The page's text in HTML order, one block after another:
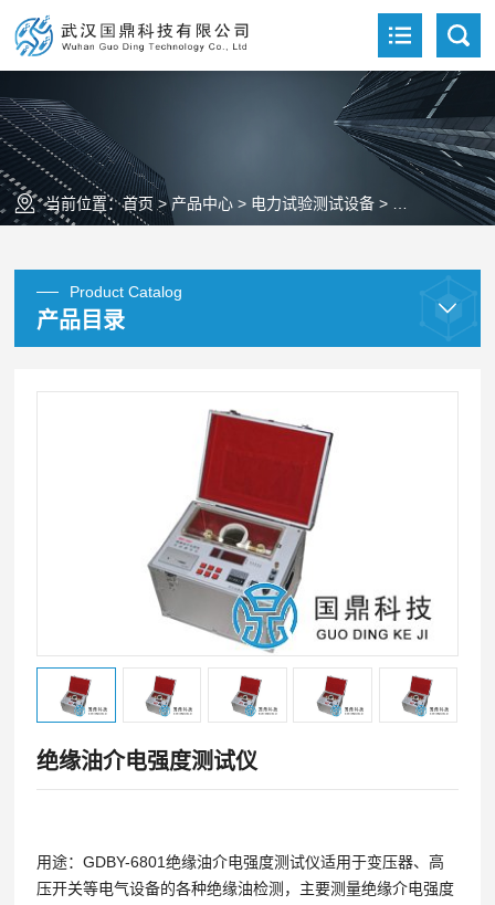
当前位置：首页 >产品中心 > 电力试验测试设备 > 变压器测试仪
Product Catalog
产品目录
绝缘油介电强度测试仪
用途：GDBY-6801绝缘油介电强度测试仪适用于变压器、高
压开关等电气设备的各种绝缘油检测，主要测量绝缘介电强度